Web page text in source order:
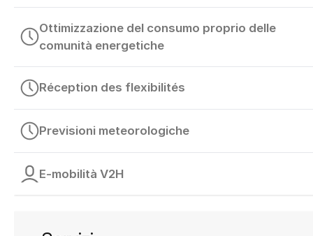
Ottimizzazione del consumo proprio delle
comunità energetiche
Réception des flexibilités
Previsioni meteorologiche
E-mobilità V2H